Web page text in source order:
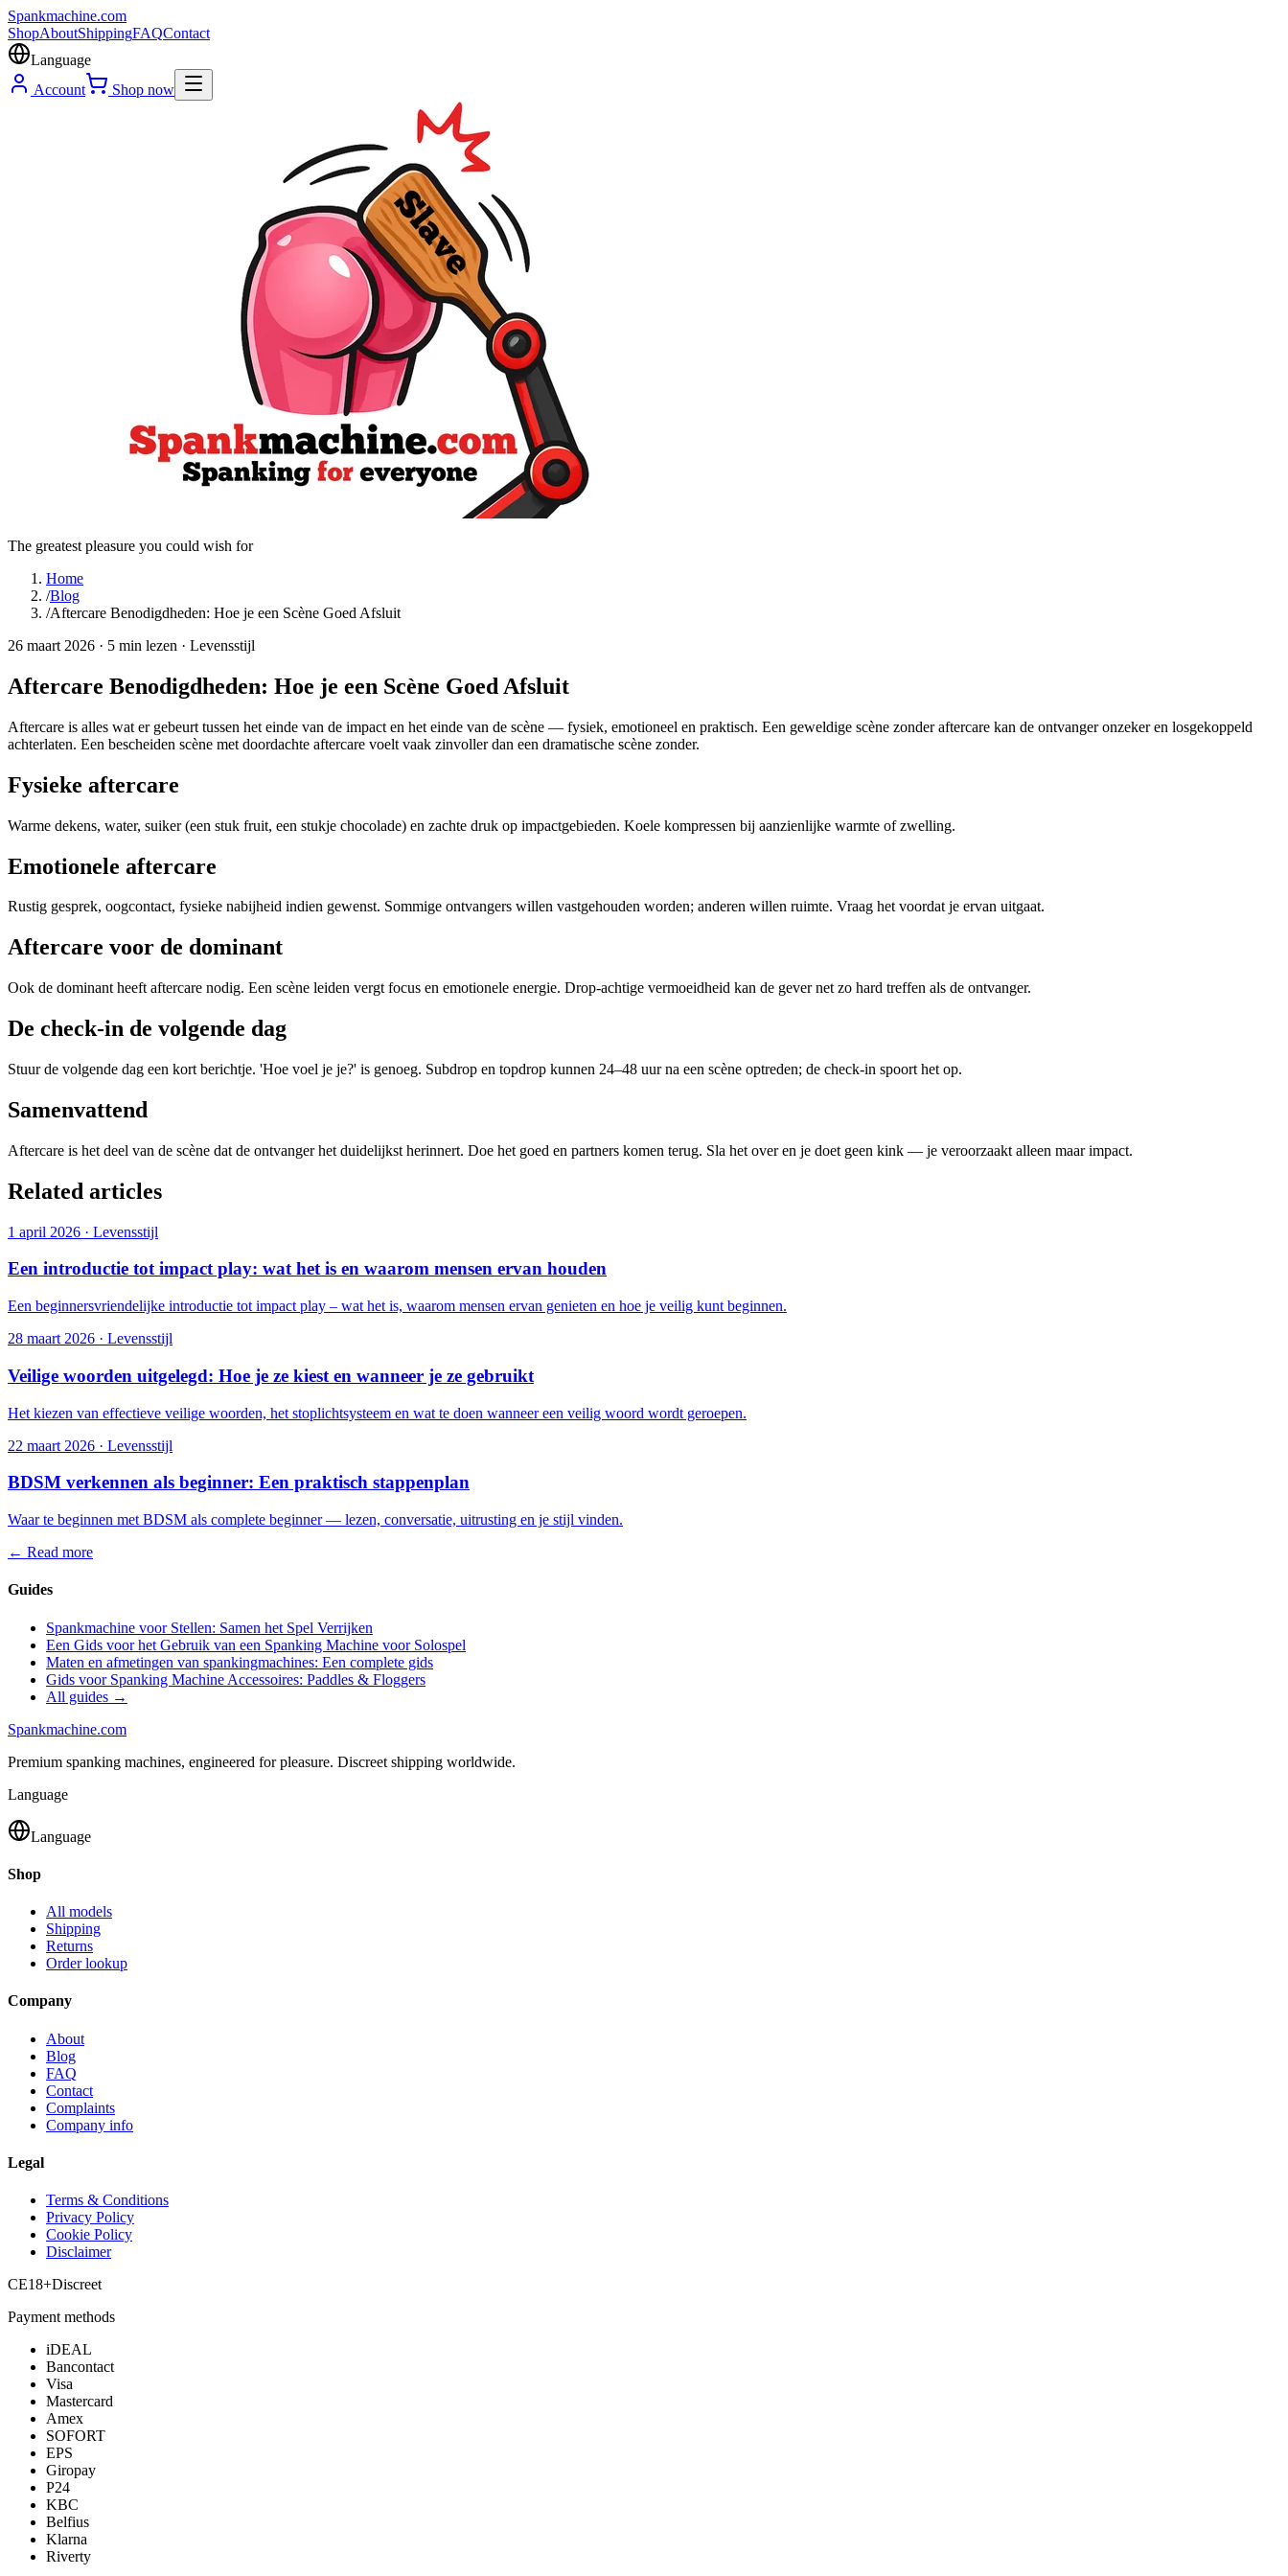
Spankmachine.com
ShopAboutShippingFAQContact
Language
Account
Shop now
The greatest pleasure you could wish for
Home
/Blog
/Aftercare Benodigdheden: Hoe je een Scène Goed Afsluit
26 maart 2026 · 5 min lezen · Levensstijl
Aftercare Benodigdheden: Hoe je een Scène Goed Afsluit
Aftercare is alles wat er gebeurt tussen het einde van de impact en het einde van de scène — fysiek, emotioneel en praktisch. Een geweldige scène zonder aftercare kan de ontvanger onzeker en losgekoppeld
achterlaten. Een bescheiden scène met doordachte aftercare voelt vaak zinvoller dan een dramatische scène zonder.
Fysieke aftercare
Warme dekens, water, suiker (een stuk fruit, een stukje chocolade) en zachte druk op impactgebieden. Koele kompressen bij aanzienlijke warmte of zwelling.
Emotionele aftercare
Rustig gesprek, oogcontact, fysieke nabijheid indien gewenst. Sommige ontvangers willen vastgehouden worden; anderen willen ruimte. Vraag het voordat je ervan uitgaat.
Aftercare voor de dominant
Ook de dominant heeft aftercare nodig. Een scène leiden vergt focus en emotionele energie. Drop-achtige vermoeidheid kan de gever net zo hard treffen als de ontvanger.
De check-in de volgende dag
Stuur de volgende dag een kort berichtje. 'Hoe voel je je?' is genoeg. Subdrop en topdrop kunnen 24–48 uur na een scène optreden; de check-in spoort het op.
Samenvattend
Aftercare is het deel van de scène dat de ontvanger het duidelijkst herinnert. Doe het goed en partners komen terug. Sla het over en je doet geen kink — je veroorzaakt alleen maar impact.
Related articles
1 april 2026 · Levensstijl
Een introductie tot impact play: wat het is en waarom mensen ervan houden
Een beginnersvriendelijke introductie tot impact play – wat het is, waarom mensen ervan genieten en hoe je veilig kunt beginnen.
28 maart 2026 · Levensstijl
Veilige woorden uitgelegd: Hoe je ze kiest en wanneer je ze gebruikt
Het kiezen van effectieve veilige woorden, het stoplichtsysteem en wat te doen wanneer een veilig woord wordt geroepen.
22 maart 2026 · Levensstijl
BDSM verkennen als beginner: Een praktisch stappenplan
Waar te beginnen met BDSM als complete beginner — lezen, conversatie, uitrusting en je stijl vinden.
← Read more
Guides
Spankmachine voor Stellen: Samen het Spel Verrijken
Een Gids voor het Gebruik van een Spanking Machine voor Solospel
Maten en afmetingen van spankingmachines: Een complete gids
Gids voor Spanking Machine Accessoires: Paddles & Floggers
All guides →
Spankmachine.com
Premium spanking machines, engineered for pleasure. Discreet shipping worldwide.
Language
Language
Shop
All models
Shipping
Returns
Order lookup
Company
About
Blog
FAQ
Contact
Complaints
Company info
Legal
Terms & Conditions
Privacy Policy
Cookie Policy
Disclaimer
CE18+Discreet
Payment methods
iDEAL
Bancontact
Visa
Mastercard
Amex
SOFORT
EPS
Giropay
P24
KBC
Belfius
Klarna
Riverty